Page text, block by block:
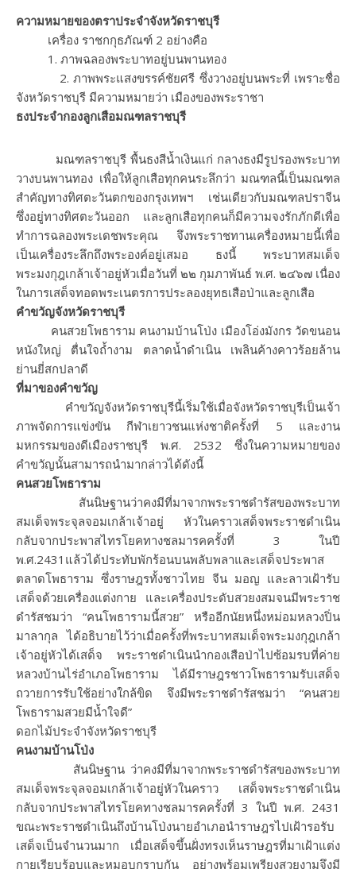
ความหมายของตราประจำจังหวัดราชบุรี
เครื่อง ราชกกุธภัณฑ์ 2 อย่างคือ
1. ภาพฉลองพระบาทอยู่บนพานทอง
2. ภาพพระแสงขรรค์ชัยศรี ซึ่งวางอยู่บนพระที่ เพราะชื่อ
จังหวัดราชบุรี มีความหมายว่า เมืองของพระราชา
ธงประจำกองลูกเสือมณฑลราชบุรี
มณฑลราชบุรี พื้นธงสีน้ำเงินแก่ กลางธงมีรูปรองพระบาท
วางบนพานทอง เพื่อให้ลูกเสือทุกคนระลึกว่า มณฑลนี้เป็นมณฑล
สำคัญทางทิศตะวันตกของกรุงเทพฯ เช่นเดียวกับมณฑลปราจีน
ซึ่งอยู่ทางทิศตะวันออก และลูกเสือทุกคนก็มีความจงรักภักดีเพื่อ
ทำการฉลองพระเดชพระคุณ จึงพระราชทานเครื่องหมายนี้เพื่อ
เป็นเครื่องระลึกถึงพระองค์อยู่เสมอ ธงนี้ พระบาทสมเด็จ
พระมงกุฎเกล้าเจ้าอยู่หัวเมื่อวันที่ ๒๒ กุมภาพันธ์ พ.ศ. ๒๔๖๗ เนื่อง
ในการเสด็จทอดพระเนตรการประลองยุทธเสือป่าและลูกเสือ
คำขวัญจังหวัดราชบุรี
คนสวยโพธาราม คนงามบ้านโป่ง เมืองโอ่งมังกร วัดขนอน
หนังใหญ่ ตื่นใจถ้ำงาม ตลาดน้ำดำเนิน เพลินค้างคาวร้อยล้าน
ย่านยี่สกปลาดี
ที่มาของคำขวัญ
คำขวัญจังหวัดราชบุรีนี้เริ่มใช้เมื่อจังหวัดราชบุรีเป็นเจ้า
ภาพจัดการแข่งขัน กีฬาเยาวชนแห่งชาติครั้งที่ 5 และงาน
มหกรรมของดีเมืองราชบุรี พ.ศ. 2532 ซึ่งในความหมายของ
คำขวัญนั้นสามารถนำมากล่าวได้ดังนี้
คนสวยโพธาราม
สันนิษฐานว่าคงมีที่มาจากพระราชดำรัสของพระบาท
สมเด็จพระจุลจอมเกล้าเจ้าอยู่ หัวในคราวเสด็จพระราชดำเนิน
กลับจากประพาสไทรโยคทางชลมารคครั้งที่ 3 ในปี
พ.ศ.2431แล้วได้ประทับพักร้อนบนพลับพลาและเสด็จประพาส
ตลาดโพธาราม ซึ่งราษฎรทั้งชาวไทย จีน มอญ และลาวเฝ้ารับ
เสด็จด้วยเครื่องแต่งกาย และเครื่องประดับสวยงสมจนมีพระราช
ดำรัสชมว่า “คนโพธารามนี้สวย” หรืออีกนัยหนึ่งหม่อมหลวงปิ่น
มาลากุล ได้อธิบายไว้ว่าเมื่อครั้งที่พระบาทสมเด็จพระมงกุฎเกล้า
เจ้าอยู่หัวได้เสด็จ พระราชดำเนินนำกองเสือป่าไปซ้อมรบที่ค่าย
หลวงบ้านไร่อำเภอโพธาราม ได้มีราษฎรชาวโพธารามรับเสด็จ
ถวายการรับใช้อย่างใกล้ขิด จึงมีพระราชดำรัสชมว่า “คนสวย
โพธารามสวยมีน้ำใจดี”
ดอกไม้ประจำจังหวัดราชบุรี
คนงามบ้านโป่ง
สันนิษฐาน ว่าคงมีที่มาจากพระราชดำรัสของพระบาท
สมเด็จพระจุลจอมเกล้าเจ้าอยู่หัวในคราว เสด็จพระราชดำเนิน
กลับจากประพาสไทรโยคทางชลมารคครั้งที่ 3 ในปี พ.ศ. 2431
ขณะพระราชดำเนินถึงบ้านโป่งนายอำเภอนำราษฎรไปเฝ้ารอรับ
เสด็จเป็นจำนวนมาก เมื่อเสด็จขึ้นฝั่งทรงเห็นราษฎรที่มาเฝ้าแต่ง
กายเรียบร้อบและหมอบกราบกัน อย่างพร้อมเพรียงสวยงามจึงมี